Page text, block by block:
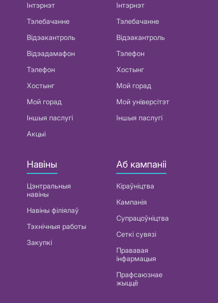
Інтэрнэт
Тэлебачанне
Відэакантроль
Відэадамафон
Тэлефон
Хостынг
Мой горад
Іншыя паслугі
Акцыі
Інтэрнэт
Тэлебачанне
Відэакантроль
Тэлефон
Хостынг
Мой горад
Мой універсітэт
Іншыя паслугі
Навіны
Цэнтральныя
навіны
Навіны філіялаў
Тэхнічныя работы
Закупкі
Аб кампаніі
Кіраўніцтва
Кампанія
Супрацоўніцтва
Сеткі сувязі
Прававая
інфармацыя
Прафсаюзнае
жыццё